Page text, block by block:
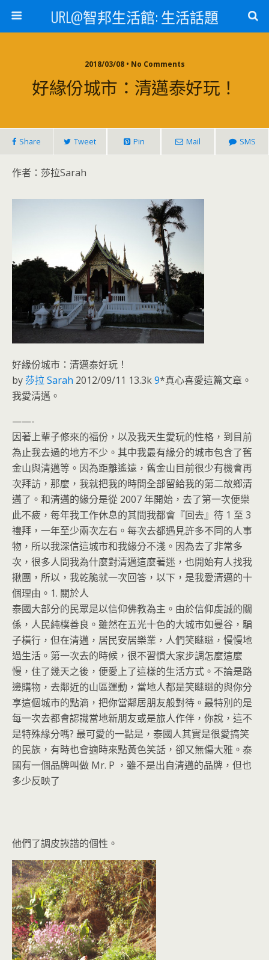
URL@智邦生活館: 生活話題
2018/03/08 • No Comments
好緣份城市：清邁泰好玩！
Share Tweet Pin Mail SMS
作者：莎拉Sarah
好緣份城市：清邁泰好玩！
by莎拉 Sarah 2012/09/11 13.3k9*真心喜愛這篇文章。
我愛清邁。
——-
因著上輩子修來的福份，以及我天生愛玩的性格，到目前
為止我去過的地方不少。其中我最有緣分的城市包含了舊
金山與清邁等。因為距離遙遠，舊金山目前很少有機會再
次拜訪，那麼，我就把我的時間全部留給我的第二故鄉清
邁了。 和清邁的緣分是從 2007 年開始，去了第一次便樂
此不疲，每年我工作休息的其間我都會『回去』待 1 至 3
禮拜，一年至少兩次左右。每次去都遇見許多不同的人事
物，所以我深信這城市和我緣分不淺。因為去了非常多
次，很多人問我為什麼對清邁這麼著迷，也開始有人找我
揪團，所以，我乾脆就一次回答，以下，是我愛清邁的十
個理由。 1. 關於人
泰國大部分的民眾是以信仰佛教為主。由於信仰虔誠的關
係，人民純樸善良。雖然在五光十色的大城市如曼谷，騙
子橫行，但在清邁，居民安居樂業，人們笑瞇瞇，慢慢地
過生活。第一次去的時候，很不習慣大家步調怎麼這麼
慢，住了幾天之後，便愛上了這樣的生活方式。不論是路
邊購物，去鄰近的山區運動，當地人都是笑瞇瞇的與你分
享這個城市的點滴，把你當鄰居朋友般對待。最特別的是
每一次去都會認識當地新朋友或是旅人作伴，你說，這不
是特殊緣分嗎? 最可愛的一點是，泰國人其實是很愛搞笑
的民族，有時也會適時來點黃色笑話，卻又無傷大雅。泰
國有一個品牌叫做 Mr. P ，雖不是出自清邁的品牌，但也
多少反映了
他們了調皮詼諧的個性。